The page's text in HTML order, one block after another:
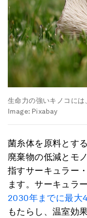
生命力の強いキノコには
Image: Pixabay
菌糸体を原料とす
廃棄物の低減とモ
指すサーキュラー
ます。サーキュラ
2030年までに最大
もたらし、温室効